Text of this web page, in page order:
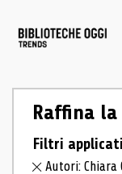
Raffina
Filtri applicati
Autori: Chiara